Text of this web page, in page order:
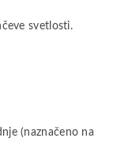
svetlosti.
(naznačeno na